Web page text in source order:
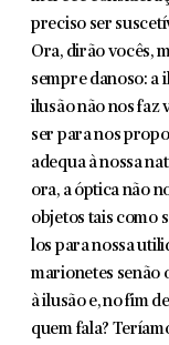
preciso ser
Ora, dirão vocês,
sempre danoso: a
ilusão não nos faz
ser para nos
adequa à nossa
ora, a óptica não
objetos tais como
los para nossa
marionetes senão
à ilusão e, no fim
quem fala?